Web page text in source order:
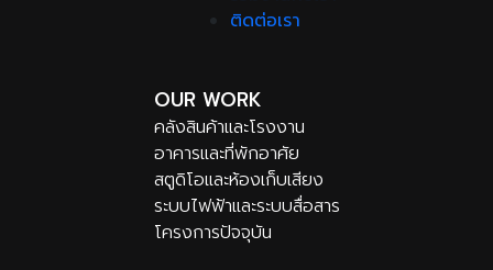
ติดต่อเรา
OUR WORK
คลังสินค้าและโรงงาน
อาคารและที่พักอาศัย
สตูดิโอและห้องเก็บเสียง
ระบบไฟฟ้าและระบบสื่อสาร
โครงการปัจจุบัน